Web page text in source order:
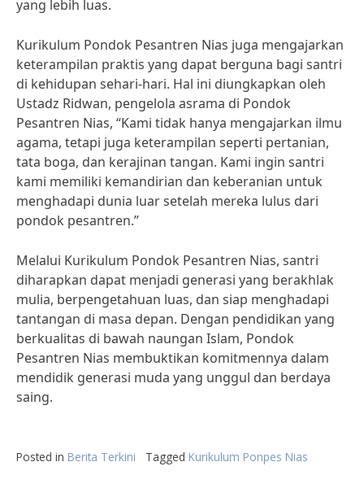
yang lebih luas.
Kurikulum Pondok Pesantren Nias juga mengajarkan
keterampilan praktis yang dapat berguna bagi santri
di kehidupan sehari-hari. Hal ini diungkapkan oleh
Ustadz Ridwan, pengelola asrama di Pondok
Pesantren Nias, “Kami tidak hanya mengajarkan ilmu
agama, tetapi juga keterampilan seperti pertanian,
tata boga, dan kerajinan tangan. Kami ingin santri
kami memiliki kemandirian dan keberanian untuk
menghadapi dunia luar setelah mereka lulus dari
pondok pesantren.”
Melalui Kurikulum Pondok Pesantren Nias, santri
diharapkan dapat menjadi generasi yang berakhlak
mulia, berpengetahuan luas, dan siap menghadapi
tantangan di masa depan. Dengan pendidikan yang
berkualitas di bawah naungan Islam, Pondok
Pesantren Nias membuktikan komitmennya dalam
mendidik generasi muda yang unggul dan berdaya
saing.
Posted in Berita Terkini Tagged Kurikulum Ponpes Nias